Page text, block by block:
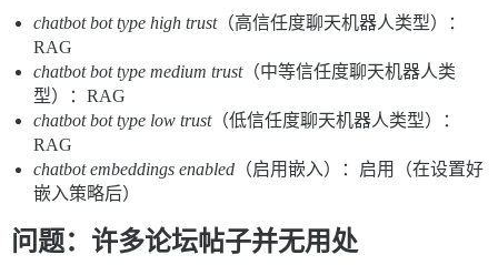
chatbot bot type high trust（高信任度聊天机器人类型）：
RAG
chatbot bot type medium trust（中等信任度聊天机器人类
型）：RAG
chatbot bot type low trust（低信任度聊天机器人类型）：
RAG
chatbot embeddings enabled （启用嵌入）：启用（在设置好
嵌入策略后）
问题：许多论坛帖子并无用处